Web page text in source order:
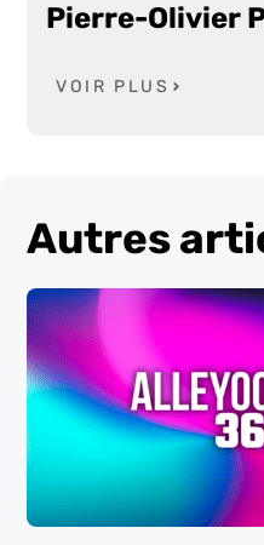
Pierre-Olivier
VOIR PLUS
Autres